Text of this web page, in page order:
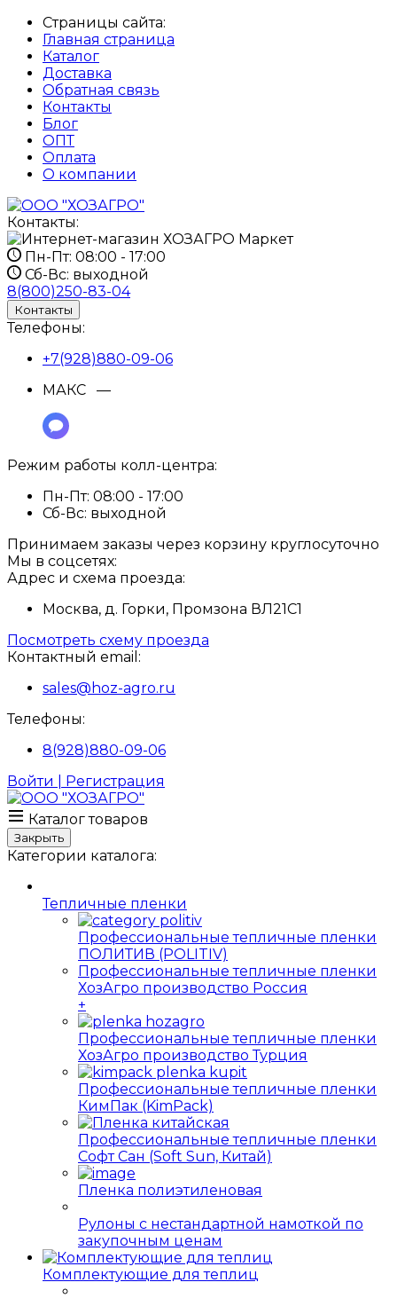
Страницы сайта:
Главная страница
Каталог
Доставка
Обратная связь
Контакты
Блог
ОПТ
Оплата
О компании
Контакты:
Пн-Пт: 08:00 - 17:00
Сб-Вс: выходной
8(800)250-83-04
Контакты
Телефоны:
+7(928)880-09-06
МАКС —
Режим работы колл-центра:
Пн-Пт: 08:00 - 17:00
Сб-Вс: выходной
Принимаем заказы через корзину круглосуточно
Мы в соцсетях:
Адрес и схема проезда:
Москва, д. Горки, Промзона ВЛ21С1
Посмотреть схему проезда
Контактный email:
sales@hoz-agro.ru
Телефоны:
8(928)880-09-06
Войти | Регистрация
Каталог товаров
Закрыть
Категории каталога:
Тепличные пленки
Профессиональные тепличные пленки
ПОЛИТИВ (POLITIV)
Профессиональные тепличные пленки
ХозАгро производство Россия
+
Профессиональные тепличные пленки
ХозАгро производство Турция
Профессиональные тепличные пленки
КимПак (KimPack)
Профессиональные тепличные пленки
Софт Сан (Soft Sun, Китай)
Пленка полиэтиленовая
Рулоны с нестандартной намоткой по
закупочным ценам
Комплектующие для теплиц